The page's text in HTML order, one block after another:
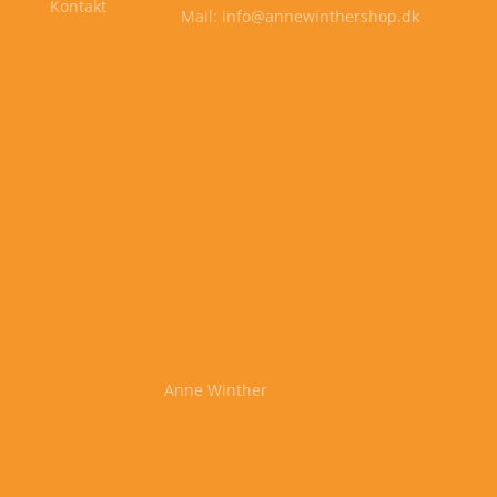
Kontakt
Mail: info@annewinthershop.dk
Anne Winther